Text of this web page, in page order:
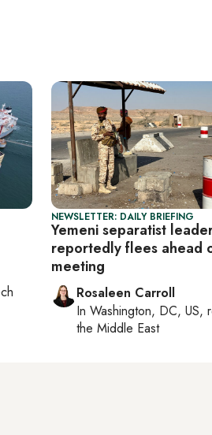
NEWSLETTER: DAILY BRIEFING
Yemeni separatist
reportedly flees ahead
meeting
Rosaleen Carroll
In Washington, DC, US,
the Middle East